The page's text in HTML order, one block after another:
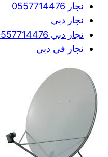
نجار 0557714476
نجار دبي
نجار دبي 0557714476
نجار في دبي